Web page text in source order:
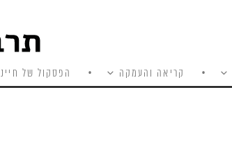
קריאה והעמקה הפסקול של חיינו